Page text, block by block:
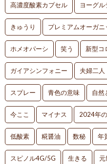
高濃度酸素カプセル ヨーグル
きゅうり プレミアムオーガニ
ホメオパーシ 笑う 新型コ
ガイアシンフォニー 夫婦二人
スプレー 青色の意味 自然
今ここ マイナス 2024年
低酸素 糀醤油 数秘 年
スピノル4G/5G 生きる